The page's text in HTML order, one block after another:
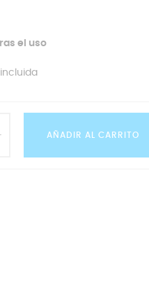
el uso
AÑADIR AL CARRITO